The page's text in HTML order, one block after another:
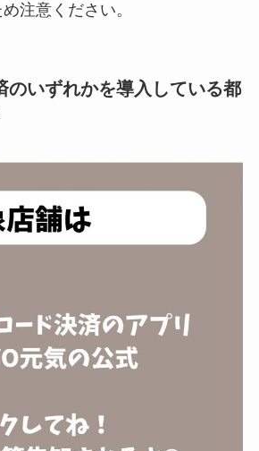
注意ください。
いずれかを導入している都